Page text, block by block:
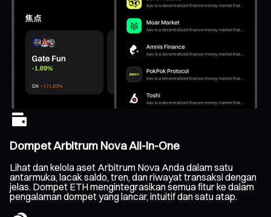
Dompet Arbitrum Nova All-In-One
Lihat dan kelola aset Arbitrum Nova Anda dalam satu
antarmuka, lacak saldo, tren, dan riwayat transaksi dengan
jelas. Dompet ETH mengintegrasikan semua fitur ke dalam
pengalaman dompet yang lancar, intuitif dan satu atap.